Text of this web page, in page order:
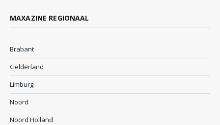
MAXAZINE REGIONAAL
Brabant
Gelderland
Limburg
Noord
Noord Holland